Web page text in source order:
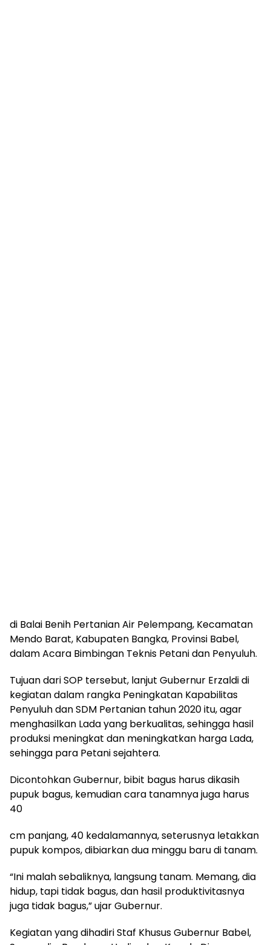
di Balai Benih Pertanian Air Pelempang, Kecamatan
Mendo Barat, Kabupaten Bangka, Provinsi Babel,
dalam Acara Bimbingan Teknis Petani dan Penyuluh.
Tujuan dari SOP tersebut, lanjut Gubernur Erzaldi di
kegiatan dalam rangka Peningkatan Kapabilitas
Penyuluh dan SDM Pertanian tahun 2020 itu, agar
menghasilkan Lada yang berkualitas, sehingga hasil
produksi meningkat dan meningkatkan harga Lada,
sehingga para Petani sejahtera.
Dicontohkan Gubernur, bibit bagus harus dikasih
pupuk bagus, kemudian cara tanamnya juga harus
40
cm panjang, 40 kedalamannya, seterusnya letakkan
pupuk kompos, dibiarkan dua minggu baru di tanam.
“Ini malah sebaliknya, langsung tanam. Memang, dia
hidup, tapi tidak bagus, dan hasil produktivitasnya
juga tidak bagus,” ujar Gubernur.
Kegiatan yang dihadiri Staf Khusus Gubernur Babel,